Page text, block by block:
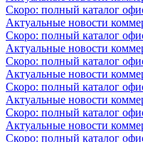
Скоро: полный каталог
Актуальные новости
Скоро: полный каталог
Актуальные новости
Скоро: полный каталог
Актуальные новости
Скоро: полный каталог
Актуальные новости
Скоро: полный каталог
Актуальные новости
Скоро: полный каталог